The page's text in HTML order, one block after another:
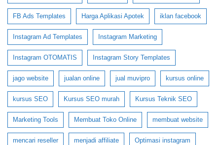
FB Ads Templates Harga Aplikasi Apotek iklan facebook
Instagram Ad Templates Instagram Marketing
Instagram OTOMATIS Instagram Story Templates
jago website jualan online jual muvipro kursus online
kursus SEO Kursus SEO murah Kursus Teknik SEO
Marketing Tools Membuat Toko Online membuat website
mencari reseller menjadi affiliate Optimasi instagram